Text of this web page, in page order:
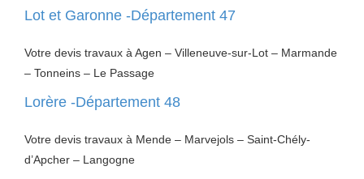
Lot et Garonne -Département 47
Votre devis travaux à Agen – Villeneuve-sur-Lot – Marmande
– Tonneins – Le Passage
Lorère -Département 48
Votre devis travaux à Mende – Marvejols – Saint-Chély-
d’Apcher – Langogne